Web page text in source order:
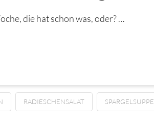
die hat schon was, oder? …
RADIESCHENSALAT SPARGELSUPPE